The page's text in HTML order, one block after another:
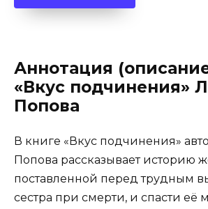
Аннотация
«Вкус подчинения»
Попова
В книге «Вкус подчинения»
Попова рассказывает историю
поставленной перед трудным
сестра при смерти, и спасти её